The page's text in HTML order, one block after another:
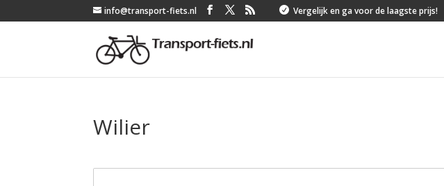
info@transport-fiets.nl  Vergelijk en ga voor de laagste prijs!
Wilier